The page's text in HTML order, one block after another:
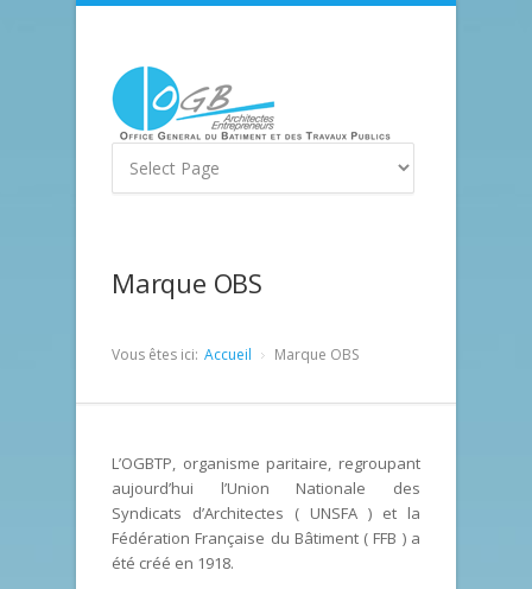
Marque OBS
Vous êtes ici: Accueil Marque OBS
L’OGBTP, organisme paritaire, regroupant
aujourd’hui l’Union Nationale des
Syndicats d’Architectes ( UNSFA ) et la
Fédération Française du Bâtiment ( FFB ) a
été créé en 1918.